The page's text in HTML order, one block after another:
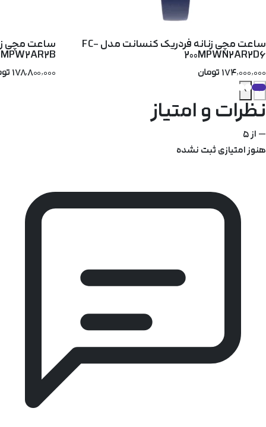
ساعت مچی زنانه فردریک کنسانت مدل FC-
200MPWN2AR2D6
۱۷۴٬۰۰۰٬۰۰۰ تومان
۱۷۸٬۸۰۰٬۰۰۰ تومان
‹
›
نظرات و امتیاز
—از ۵
هنوز امتیازی ثبت نشده